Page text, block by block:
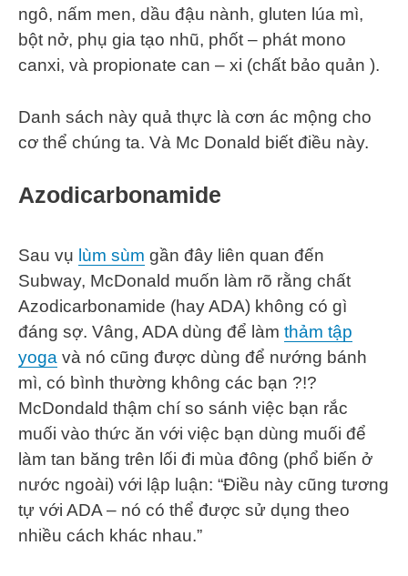
ngô, nấm men, dầu đậu nành, gluten lúa mì,
bột nở, phụ gia tạo nhũ, phốt – phát mono
canxi, và propionate can – xi (chất bảo quản ).
Danh sách này quả thực là cơn ác mộng cho
cơ thể chúng ta. Và Mc Donald biết điều này.
Azodicarbonamide
Sau vụ lùm sùm gần đây liên quan đến
Subway, McDonald muốn làm rõ rằng chất
Azodicarbonamide (hay ADA) không có gì
đáng sợ. Vâng, ADA dùng để làm thảm tập
yoga và nó cũng được dùng để nướng bánh
mì, có bình thường không các bạn ?!?
McDondald thậm chí so sánh việc bạn rắc
muối vào thức ăn với việc bạn dùng muối để
làm tan băng trên lối đi mùa đông (phổ biến ở
nước ngoài) với lập luận: “Điều này cũng tương
tự với ADA – nó có thể được sử dụng theo
nhiều cách khác nhau.”